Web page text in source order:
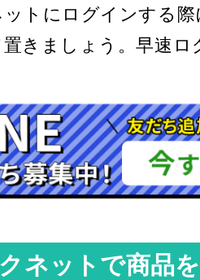
トにログインする
きましょう。早速
ネットで商品